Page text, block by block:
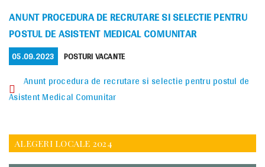
ANUNT PROCEDURA DE RECRUTARE SI SELECTIE PENTRU
POSTUL DE ASISTENT MEDICAL COMUNITAR
POSTED
ON
05.09.2023 CATEGORIES
POSTURI VACANTE
Anunt procedura de recrutare si selectie pentru postul de
Asistent Medical Comunitar
ALEGERI LOCALE 2024